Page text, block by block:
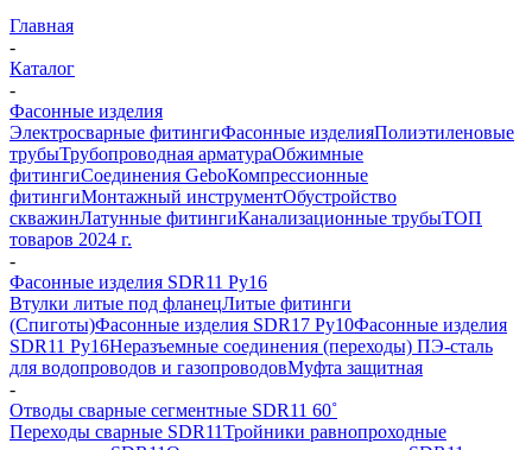
Главная
-
Каталог
-
Фасонные изделия
Электросварные фитингиФасонные изделияПолиэтиленовые
трубыТрубопроводная арматураОбжимные
фитингиСоединения GeboКомпрессионные
фитингиМонтажный инструментОбустройство
скважинЛатунные фитингиКанализационные трубыТОП
товаров 2024 г.
-
Фасонные изделия SDR11 Ру16
Втулки литые под фланецЛитые фитинги
(Спиготы)Фасонные изделия SDR17 Ру10Фасонные изделия
SDR11 Ру16Неразъемные соединения (переходы) ПЭ-сталь
для водопроводов и газопроводовМуфта защитная
-
Отводы сварные сегментные SDR11 60˚
Переходы сварные SDR11Тройники равнопроходные